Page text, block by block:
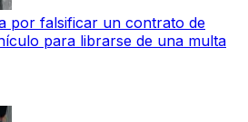
por falsificar un contrato de
para librarse de una multa